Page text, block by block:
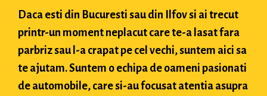
Daca esti din Bucuresti sau din Ilfov si ai trecut
printr-un moment neplacut care te-a lasat fara
parbriz sau l-a crapat pe cel vechi, suntem aici sa
te ajutam. Suntem o echipa de oameni pasionati
de automobile, care si-au focusat atentia asupra